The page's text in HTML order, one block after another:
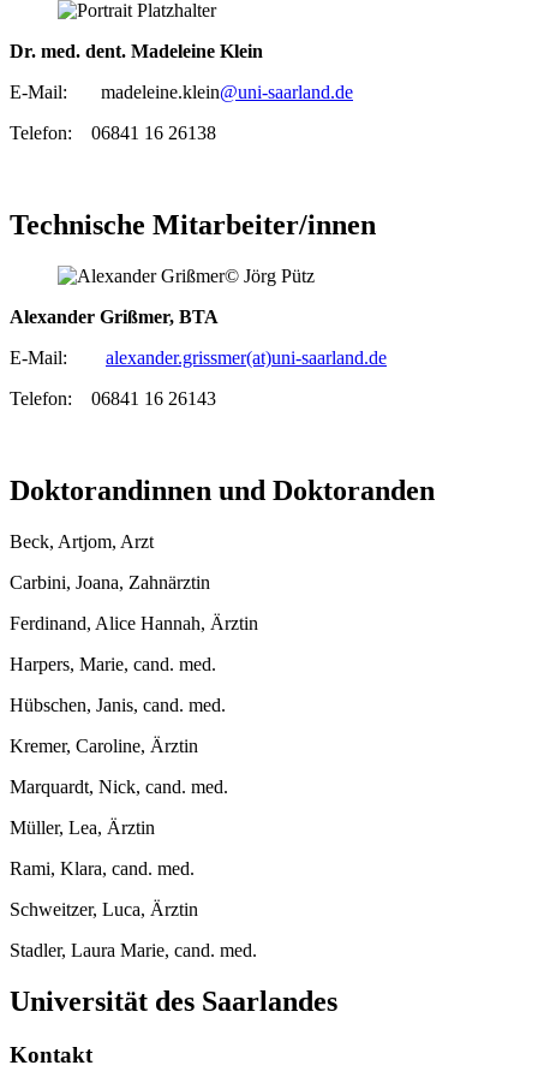
Dr. med. dent. Madeleine Klein
E-Mail: madeleine.klein@uni-saarland.de
Telefon: 06841 16 26138
Technische Mitarbeiter/innen
© Jörg Pütz
Alexander Grißmer, BTA
E-Mail: alexander.grissmer(at)uni-saarland.de
Telefon: 06841 16 26143
Doktorandinnen und Doktoranden
Beck, Artjom, Arzt
Carbini, Joana, Zahnärztin
Ferdinand, Alice Hannah, Ärztin
Harpers, Marie, cand. med.
Hübschen, Janis, cand. med.
Kremer, Caroline, Ärztin
Marquardt, Nick, cand. med.
Müller, Lea, Ärztin
Rami, Klara, cand. med.
Schweitzer, Luca, Ärztin
Stadler, Laura Marie, cand. med.
Universität des Saarlandes
Kontakt